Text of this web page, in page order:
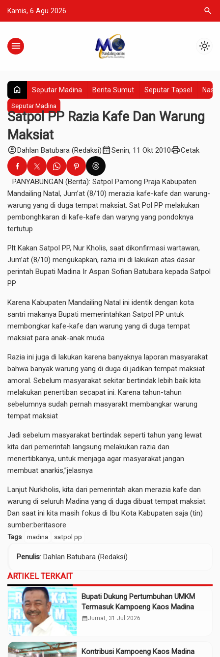
Kamis, 6 Agu 2026 search
menu light_mode
home Seputar Madina Berita Sumut Seputar Tapsel
Seputar Madina
Satpol PP Razia Kafe Dan Warung
Maksiat
account_circleDahlan Batubara (Redaksi)calendar_monthSenin, 11 Okt 2010printCetak
PANYABUNGAN (Berita): Satpol Pamong Praja Kabupaten
Mandailing Natal, Jum’at (8/10) merazia kafe-kafe dan warung-
warung yang di duga tempat maksiat. Sat Pol PP melakukan
pembonghkaran di kafe-kafe dan waryng yang pondoknya
tertutup
Plt Kakan Satpol PP, Nur Kholis, saat dikonfirmasi wartawan,
Jum’at (8/10) mengukapkan, razia ini di lakukan atas dasar
perintah Bupati Madina Ir Aspan Sofian Batubara kepada Satpol
PP
Karena Kabupaten Mandailing Natal ini identik dengan kota
santri makanya Bupati memerintahkan Satpol PP untuk
membongkar kafe-kafe dan warung yang di duga tempat
maksiat para anak-anak muda
Razia ini juga di lakukan karena banyaknya laporan masyarakat
bahwa banyak warung yang di duga di jadikan tempat maksiat
amoral. Sebelum masyarakat sekitar bertindak lebih baik kita
melakukan penertiban secapat ini. Karena tahun-tahun
sebelumnya sudah pernah masyarakt membangkar warung
tempat maksiat
Jadi sebelum masyarakat bertindak seperti tahun yang lewat
kita dari pemerintah langsung melakukan razia dan
menertibkanya, untuk menjaga agar masyarakat jangan
membuat anarkis,”jelasnya
Lanjut Nurkholis, kita dari pemerintah akan merazia kafe dan
warung di seluruh Madina yang di duga dibuat tempat maksiat.
Dan saat ini kita masih fokus di Ibu Kota Kabupaten saja (tin)
sumber:beritasore
Tags madina satpol pp
Penulis: Dahlan Batubara (Redaksi)
ARTIKEL TERKAIT
Bupati Dukung Pertumbuhan UMKM
Termasuk Kampoeng Kaos Madina
calendar_monthJumat, 31 Jul 2026
Kontribusi Kampoeng Kaos Madina